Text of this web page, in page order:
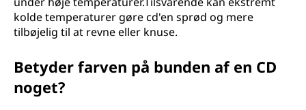
kolde temperaturer gøre cd'en sprød og mere
tilbøjelig til at revne eller knuse.
Betyder farven på bunden af en CD
noget?